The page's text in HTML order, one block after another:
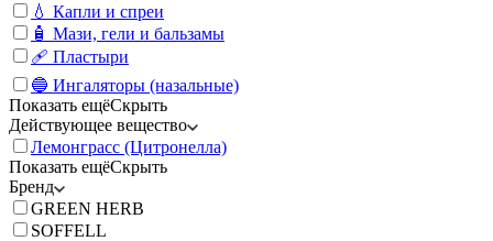
💧 Капли и спреи
🧴 Мази, гели и бальзамы
🩹 Пластыри
🔵 Ингаляторы (назальные)
Показать ещёСкрыть
Действующее вещество
Лемонграсс (Цитронелла)
Показать ещёСкрыть
Бренд
GREEN HERB
SOFFELL